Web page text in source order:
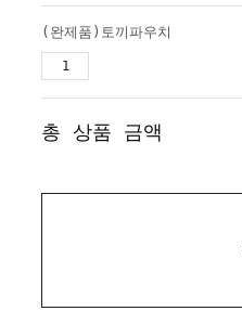
(완제품)토끼파우치
총 상품 금액